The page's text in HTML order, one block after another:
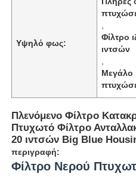
Συστήματα RO
Μαλακτικό νερού
κατοικία φίλτρων νερού
Υψηλό φως:
Φίλτρο
ιντσών
Μεγάλο
Πλενόμενο Φίλτρο
Πτυχωτό Φίλτρο
20 ιντσών Big Blue
περιγραφή:
Φίλτρο Νερού